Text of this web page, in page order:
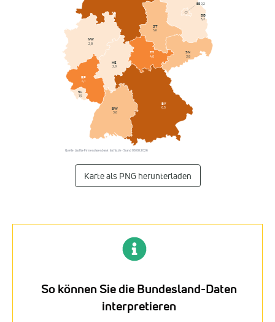
BW
3,6
BY
6,5
BB
3,2
HE
2,9
NI
5,9
NW
2,8
RP
4,1
SL
1,5
ST
3,6
SN
3,8
TH
4,0
BE0,2
Quelle: Listflix-Firmendatenbank · listflix.de · Stand 08.08.2026
Karte als PNG herunterladen
So können Sie die Bundesland-Daten
interpretieren